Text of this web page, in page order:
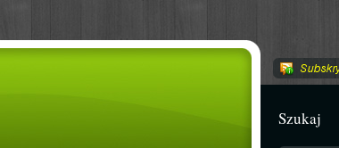
Szukaj